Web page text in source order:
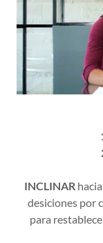
INCLINAR
desiciones por
para